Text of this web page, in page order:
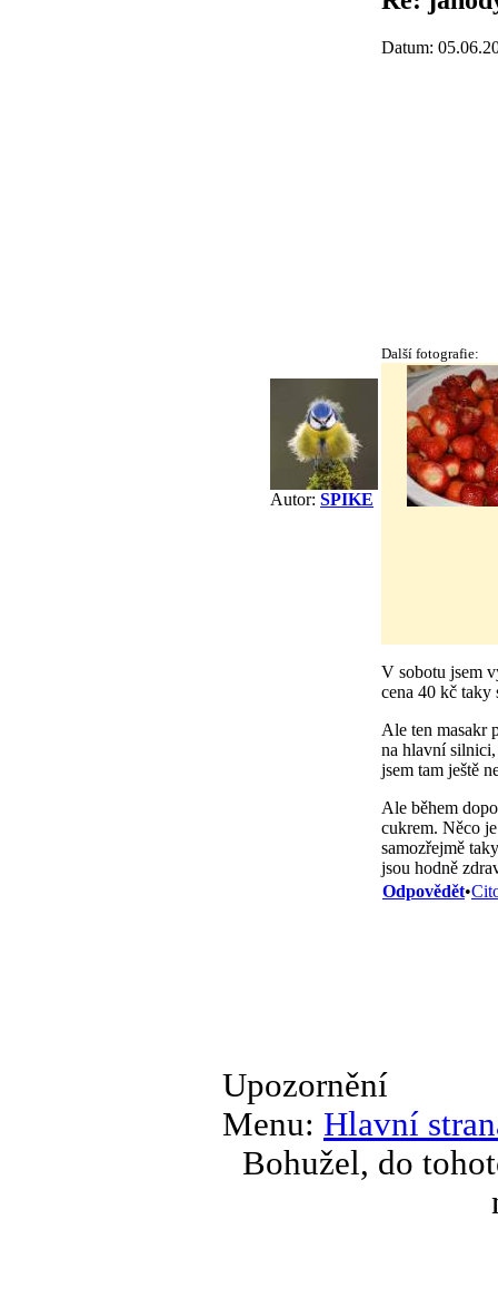
Autor: SPIKE
Datum:
Další fotografie:
V sobotu jsem
cena 40 kč taky
Ale ten masakr
na hlavní silnici,
jsem tam ještě
Ale během
cukrem. Něco
samozřejmě
jsou hodně
Odpovědět•
Upozornění
Menu: Hlavní
Bohužel, do